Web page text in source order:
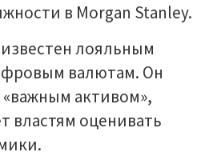
в Morgan Stanley.
лояльным
валютам. Он
активом»,
властям оценивать